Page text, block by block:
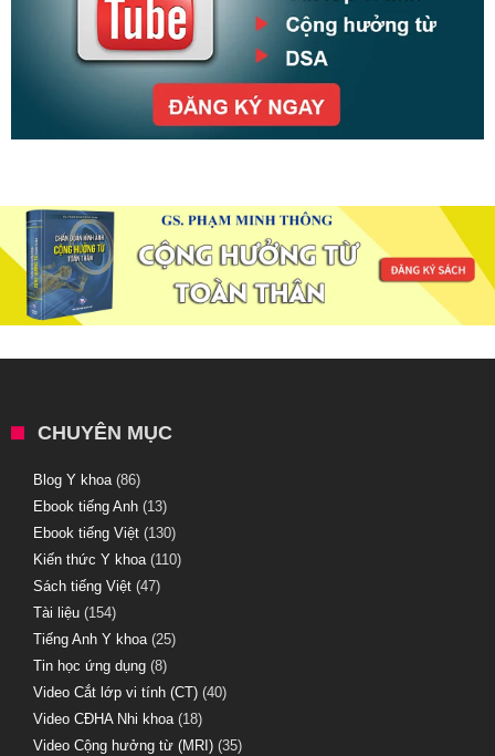
CHUYÊN MỤC
Blog Y khoa(86)
Ebook tiếng Anh (13)
Ebook tiếng Việt (130)
Kiến thức Y khoa(110)
Sách tiếng Việt (47)
Tài liệu (154)
Tiếng Anh Y khoa(25)
Tin học ứng dụng (8)
Video Cắt lớp vi tính (CT) (40)
Video CĐHA Nhi khoa(18)
Video Cộng hưởng từ (MRI) (35)